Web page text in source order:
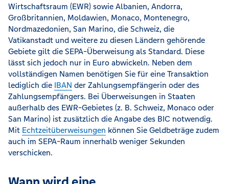
Wirtschaftsraum (EWR) sowie Albanien, Andorra,
Großbritannien, Moldawien, Monaco, Montenegro,
Nordmazedonien, San Marino, die Schweiz, die
Vatikanstadt und weitere zu diesen Ländern gehörende
Gebiete gilt die SEPA-Überweisung als Standard. Diese
lässt sich jedoch nur in Euro abwickeln. Neben dem
vollständigen Namen benötigen Sie für eine Transaktion
lediglich die IBAN der Zahlungsempfängerin oder des
Zahlungsempfängers. Bei Überweisungen in Staaten
außerhalb des EWR-Gebietes (z. B. Schweiz, Monaco oder
San Marino) ist zusätzlich die Angabe des BIC notwendig.
Mit Echtzeitüberweisungen können Sie Geldbeträge zudem
auch im SEPA-Raum innerhalb weniger Sekunden
verschicken.